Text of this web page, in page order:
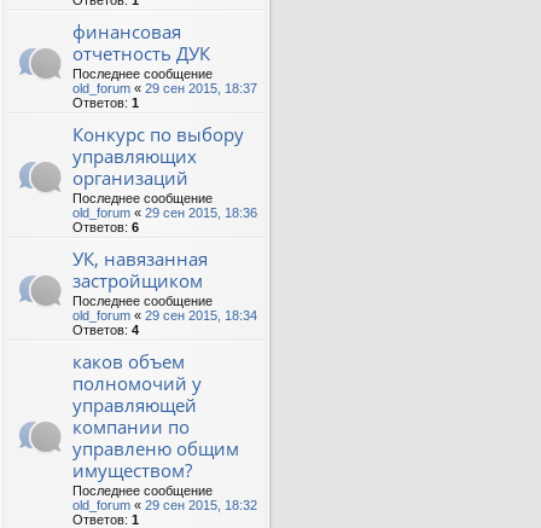
финансовая
отчетность ДУК
Последнее сообщение
old_forum « 29 сен 2015, 18:37
Ответов: 1
Конкурс по выбору
управляющих
организаций
Последнее сообщение
old_forum « 29 сен 2015, 18:36
Ответов: 6
УК, навязанная
застройщиком
Последнее сообщение
old_forum « 29 сен 2015, 18:34
Ответов: 4
каков объем
полномочий у
управляющей
компании по
управленю общим
имуществом?
Последнее сообщение
old_forum « 29 сен 2015, 18:32
Ответов: 1